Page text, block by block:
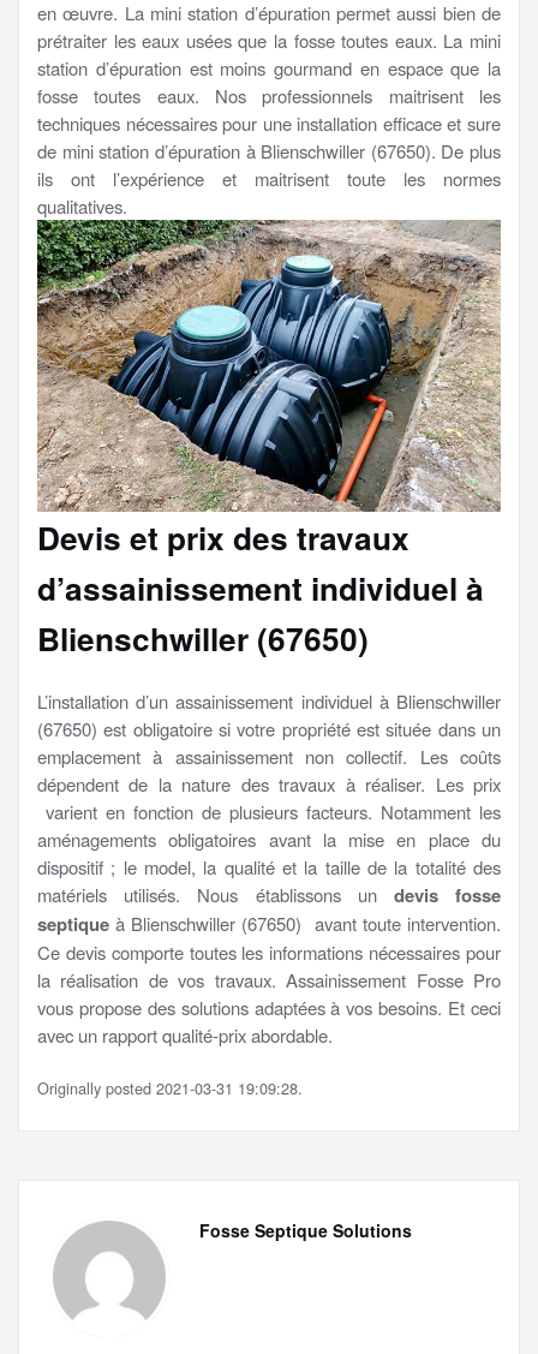
en œuvre. La mini station d’épuration permet aussi bien de
prétraiter les eaux usées que la fosse toutes eaux. La mini
station d’épuration est moins gourmand en espace que la
fosse toutes eaux. Nos professionnels maitrisent les
techniques nécessaires pour une installation efficace et sure
de mini station d’épuration à Blienschwiller (67650). De plus
ils ont l’expérience et maitrisent toute les normes
qualitatives.
Devis et prix des travaux
d’assainissement individuel à
Blienschwiller (67650)
L’installation d’un assainissement individuel à Blienschwiller
(67650) est obligatoire si votre propriété est située dans un
emplacement à assainissement non collectif. Les coûts
dépendent de la nature des travaux à réaliser. Les prix
varient en fonction de plusieurs facteurs. Notamment les
aménagements obligatoires avant la mise en place du
dispositif ; le model, la qualité et la taille de la totalité des
matériels utilisés. Nous établissons un devis fosse
septique à Blienschwiller (67650) avant toute intervention.
Ce devis comporte toutes les informations nécessaires pour
la réalisation de vos travaux. Assainissement Fosse Pro
vous propose des solutions adaptées à vos besoins. Et ceci
avec un rapport qualité-prix abordable.
Originally posted 2021-03-31 19:09:28.
Fosse Septique Solutions